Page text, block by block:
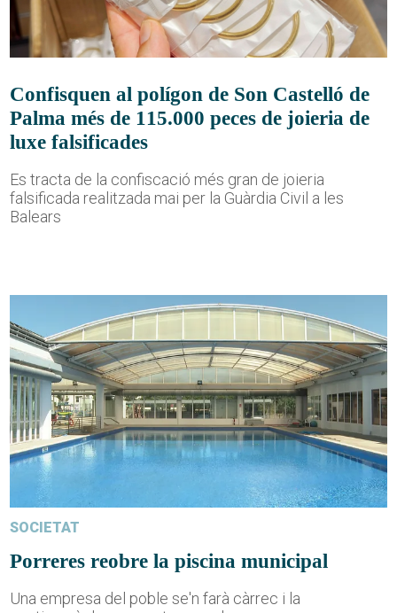
Confisquen al polígon de Son Castelló de
Palma més de 115.000 peces de joieria de
luxe falsificades
Es tracta de la confiscació més gran de joieria
falsificada realitzada mai per la Guàrdia Civil a les
Balears
SOCIETAT
Porreres reobre la piscina municipal
Una empresa del poble se'n farà càrrec i la